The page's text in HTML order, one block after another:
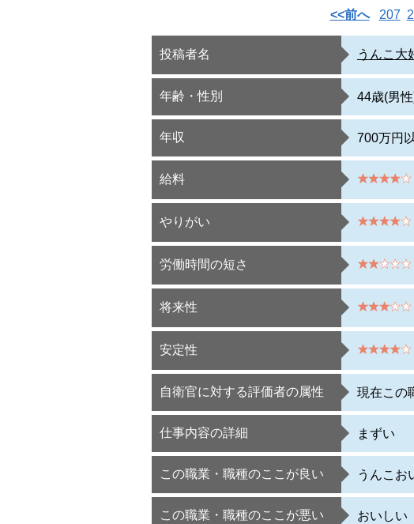
<<前へ
207
投稿者名 うんこ大
年齢・性別 44歳(男
年収 700万円
給料
やりがい
労働時間の短さ
将来性
安定性
自衛官に対する評価者の属性 現在この
仕事内容の詳細 まずい
この職業・職種のここが良い うんこお
この職業・職種のここが悪い おいしい